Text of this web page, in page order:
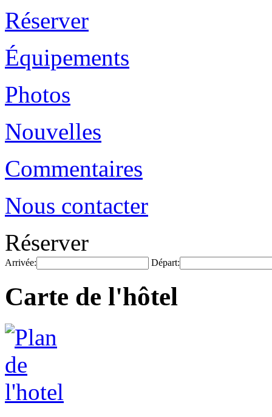
Réserver
Équipements
Photos
Nouvelles
Commentaires
Nous contacter
Réserver
Arrivée: Départ:
Carte de l'hôtel